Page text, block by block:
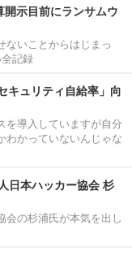
示目前にランサムウ
ないことからはじまっ
記録
キュリティ自給率」向
を導入していますが自分
わかっていないんじゃな
日本ハッカー協会 杉
会の杉浦氏が本気を出し